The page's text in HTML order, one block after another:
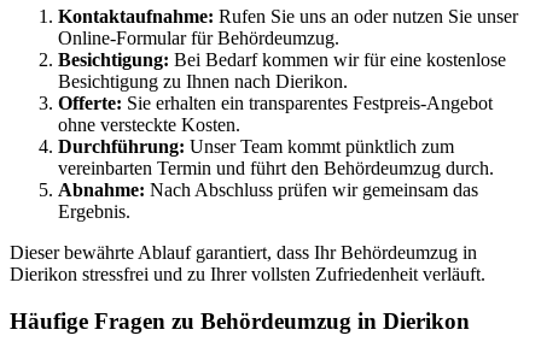
Kontaktaufnahme: Rufen Sie uns an oder nutzen Sie unser
Online-Formular für Behördeumzug.
Besichtigung: Bei Bedarf kommen wir für eine kostenlose
Besichtigung zu Ihnen nach Dierikon.
Offerte: Sie erhalten ein transparentes Festpreis-Angebot
ohne versteckte Kosten.
Durchführung: Unser Team kommt pünktlich zum
vereinbarten Termin und führt den Behördeumzug durch.
Abnahme: Nach Abschluss prüfen wir gemeinsam das
Ergebnis.
Dieser bewährte Ablauf garantiert, dass Ihr Behördeumzug in
Dierikon stressfrei und zu Ihrer vollsten Zufriedenheit verläuft.
Häufige Fragen zu Behördeumzug in Dierikon